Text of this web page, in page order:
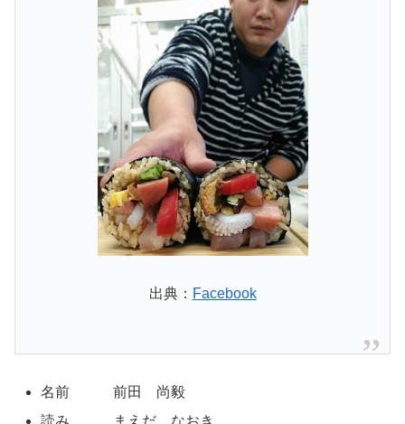
出典： Facebook
名前 前田 尚毅
読み まえだ なおき